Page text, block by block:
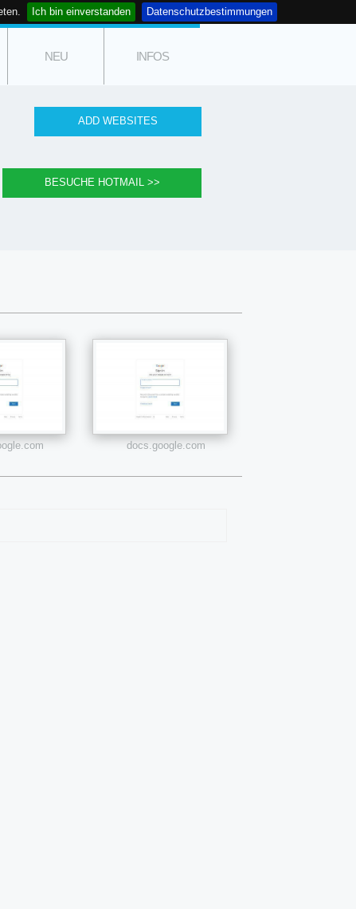
Ich bin einverstanden Datenschutzbestimmungen
NEU INFOS
docs.google.com